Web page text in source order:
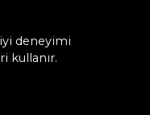
deneyimi
kullanır.